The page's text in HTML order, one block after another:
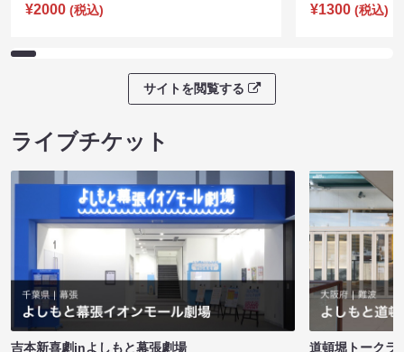
¥2000 (税込)
¥1300 (税込)
サイトを閲覧する
ライブチケット
吉本新喜劇inよしもと幕張劇場
道頓堀トークラ